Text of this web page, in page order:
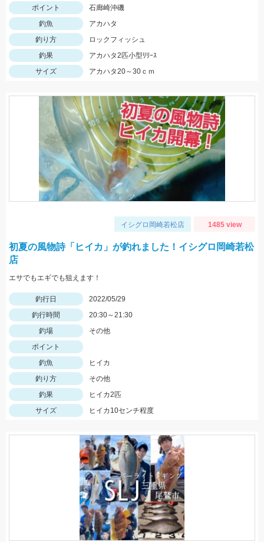
ポイント
石廊崎沖磯
釣魚
アカハタ
釣り方
ロックフィッシュ
釣果
アカハタ2匹小型ﾘﾘｰｽ
サイズ
アカハタ20～30ｃｍ
イシグロ岡崎若松店 1485 view
初夏の風物詩「ヒイカ」が釣れました！イシグロ岡崎若松
店
エサでもエギでも狙えます！
釣行日
2022/05/29
釣行時間
20:30～21:30
釣場
その他
ポイント
釣魚
ヒイカ
釣り方
その他
釣果
ヒイカ2匹
サイズ
ヒイカ10センチ程度